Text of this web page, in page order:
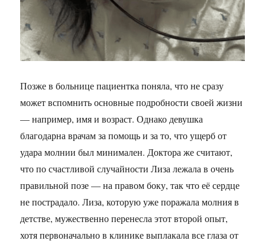
Позже в больнице пациентка поняла, что не сразу
может вспомнить основные подробности своей жизни
— например, имя и возраст. Однако девушка
благодарна врачам за помощь и за то, что ущерб от
удара молнии был минимален. Доктора же считают,
что по счастливой случайности Лиза лежала в очень
правильной позе — на правом боку, так что её сердце
не пострадало. Лиза, которую уже поражала молния в
детстве, мужественно перенесла этот второй опыт,
хотя первоначально в клинике выплакала все глаза от